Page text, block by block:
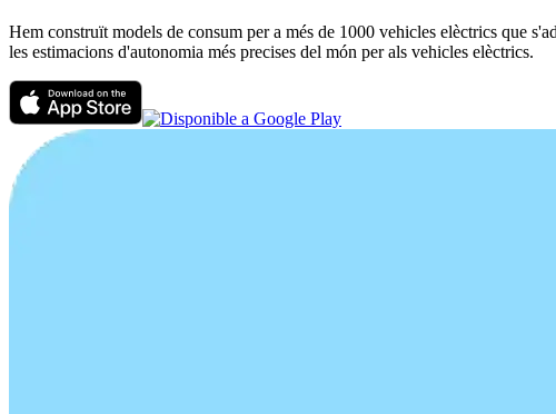
Hem construït models de consum per a més de 1000 vehicles elèctrics que
les estimacions d'autonomia més precises del món per als vehicles elèctrics.